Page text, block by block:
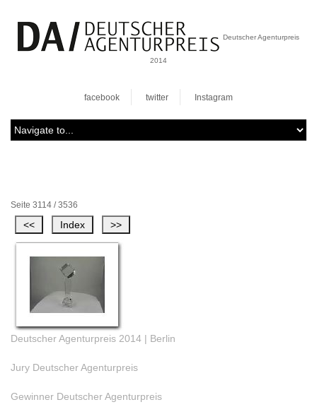
Deutscher Agenturpreis
2014
facebook twitter Instagram
Seite 3114 / 3536
Deutscher Agenturpreis 2014 | Berlin
Jury Deutscher Agenturpreis
Gewinner Deutscher Agenturpreis